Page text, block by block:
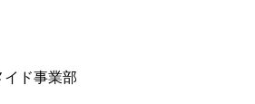
イド事業部